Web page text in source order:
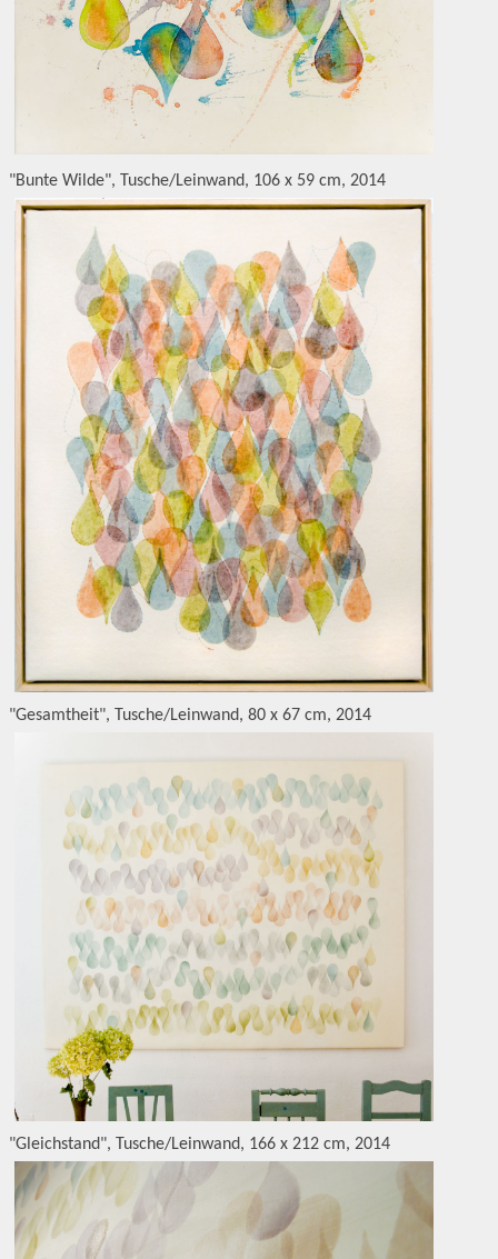
"Bunte Wilde", Tusche/Leinwand, 106 x 59 cm, 2014
"Gesamtheit", Tusche/Leinwand, 80 x 67 cm, 2014
"Gleichstand", Tusche/Leinwand, 166 x 212 cm, 2014